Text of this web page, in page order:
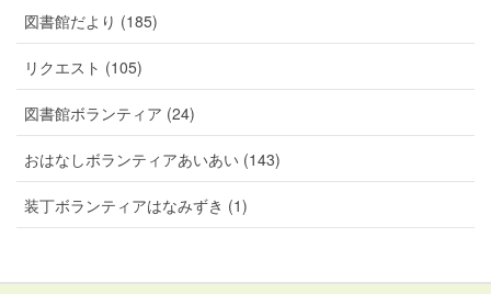
図書館だより (185)
リクエスト (105)
図書館ボランティア (24)
おはなしボランティアあいあい (143)
装丁ボランティアはなみずき (1)